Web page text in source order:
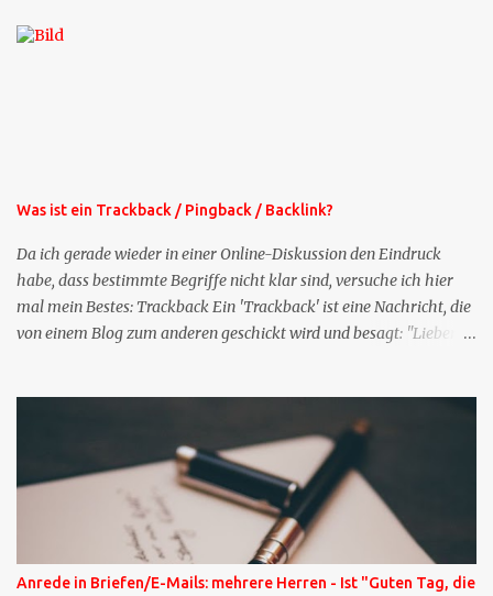
bekommen Sie kostenlos eine weitere Folge. Die Startsequenz ist 16
Was ist ein Trackback / Pingback / Backlink?
Da ich gerade wieder in einer Online-Diskussion den Eindruck
habe, dass bestimmte Begriffe nicht klar sind, versuche ich hier
mal mein Bestes: Trackback Ein 'Trackback' ist eine Nachricht, die
von einem Blog zum anderen geschickt wird und besagt: "Lieber
was ich zu deinem Inhalt zu sagen hatte." Diese
Nachrichtenfunktion wird 'angestoßen' in dem 'mein' Blog an die
'TrackbackURL' des Anderen einen 'Ping' schickt, d.h. ein paar
Parameter übergibt (URL meines Eintrags, Kurzzitat meines
Beitrags). Praktisch muss man nichts Anderes tun, als die
TrackbackURL beim Schreiben meines Beitrags in ein bestimmtes
Anrede in Briefen/E-Mails: mehrere Herren - Ist "Guten Tag, die